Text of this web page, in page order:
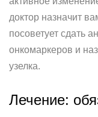
доктор назначит
посоветует сдать
онкомаркеров и
узелка.
Лечение: